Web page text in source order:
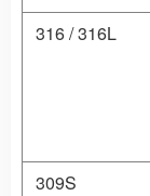
316 / 316L
309S